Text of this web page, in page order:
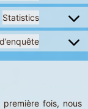
google-
Statistics
service
to
divers
fois, nous